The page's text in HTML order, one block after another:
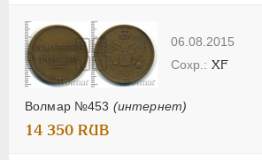
06.08.2015
Волмар №453 (интернет)
XF
14 350 RUB